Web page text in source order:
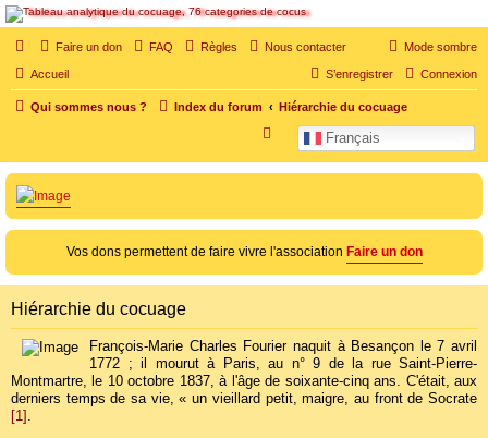
SOS cocu
SOS cocu est une association loi 1901 dont l'objet est le soutien aux victimes d'adultère.
Pouvoir parler, se confier, recevoir un soutien moral pour traverser une situation
Mode sombre
Faire un don FAQ Règles Nous contacter
Accueil Connexion
S’enregistrer
Qui sommes nous ? Index du forum Hiérarchie du cocuage
Français
c
e
r
Vos dons permettent de faire vivre l'association Faire un don
Hiérarchie du cocuage
François-Marie Charles Fourier naquit à Besançon le 7 avril
1772 ; il mourut à Paris, au n° 9 de la rue Saint-Pierre-
Montmartre, le 10 octobre 1837, à l'âge de soixante-cinq ans. C'était, aux
derniers temps de sa vie, « un vieillard petit, maigre, au front de Socrate
[1] .